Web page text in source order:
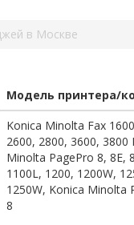
в Москве
Модель принтера/
Konica Minolta Fax
2600, 2800, 3600, 3800
Minolta PagePro 8, 8E,
1100L, 1200, 1200W,
1250W, Konica Minolta
8